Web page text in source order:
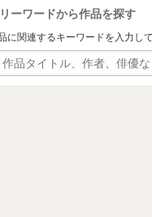
ーワードから作品を探す
に関連するキーワードを入力して